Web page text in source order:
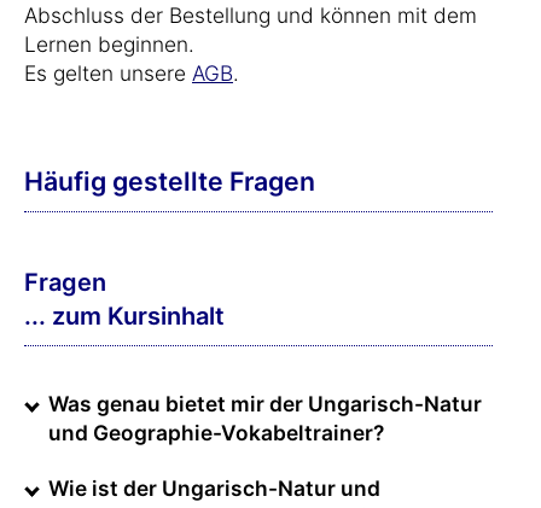
Abschluss der Bestellung und können mit dem
Lernen beginnen.
Es gelten unsere AGB.
Häufig gestellte Fragen
Fragen
... zum Kursinhalt
Was genau bietet mir der Ungarisch-Natur
und Geographie-Vokabeltrainer?
Wie ist der Ungarisch-Natur und